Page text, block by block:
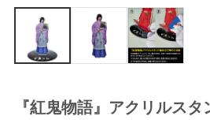
『紅鬼物語』アクリルス